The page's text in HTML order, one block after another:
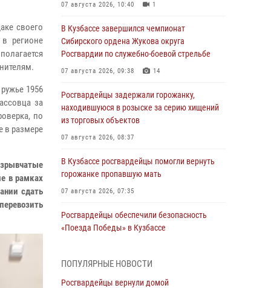
своего
регионе
1956
за
по
в размере
в рамках
сдать
07 августа 2026, 10:40 1
В Кузбассе завершился чемпионат
Сибирского ордена Жукова округа
Росгвардии по служебно-боевой стрельбе
07 августа 2026, 09:38 14
Росгвардейцы задержали горожанку,
находившуюся в розыске за серию хищений
из торговых объектов
07 августа 2026, 08:37
В Кузбассе росгвардейцы помогли вернуть
горожанке пропавшую мать
07 августа 2026, 07:35
Росгвардейцы обеспечили безопасность
«Поезда Победы» в Кузбассе
Генерал-полковник Олег Плохой поздравил
специалистов организационно-штатных
ПОПУЛЯРНЫЕ НОВОСТИ
Росгвардейцы вернули домой